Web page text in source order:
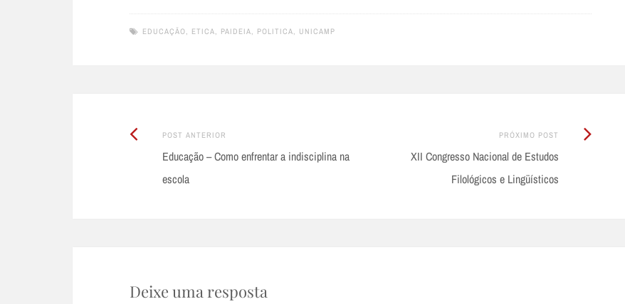
EDUCAÇÃO, ETICA, PAIDEIA, POLITICA, UNICAMP
Post
navigation
POST ANTERIOR
Anterior:
Educação – Como enfrentar a indisciplina na
escola
PRÓXIMO POST
XII Congresso Nacional de Estudos
Filológicos e Lingüísticos
Próximo
Deixe uma resposta